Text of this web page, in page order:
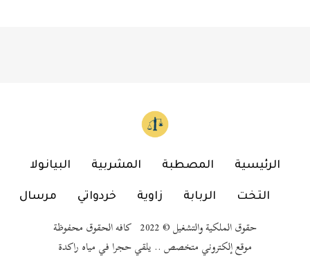
الرئيسية المصطبة المشربية البيانولا
التخت الربابة زاوية خردواتي مرسال
حقوق الملكية والتشغيل © 2022 كافه الحقوق محفوظة
موقع إلكتروني متخصص .. يلقي حجرا في مياه راكدة